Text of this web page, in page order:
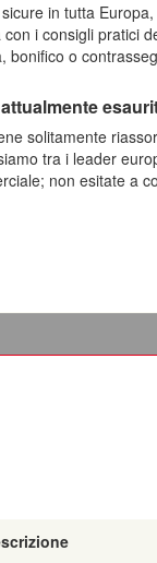
in tutta
i consigli pratici
o
solitamente
tra i leader
non esitate a